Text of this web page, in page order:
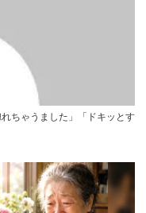
ちゃうました」「ドキッとす